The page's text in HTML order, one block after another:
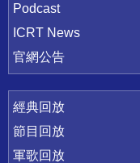
Podcast
ICRT News
官網公告
經典回放
節目回放
軍歌回放